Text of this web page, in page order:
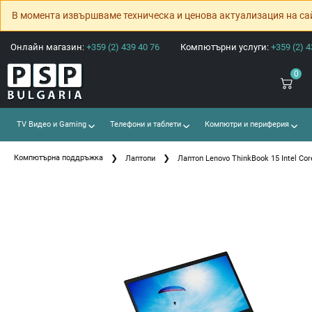
В момента извършваме техническа и ценова актуализация на
Онлайн магазин: +359 (2) 439 40 76 Компютърни услуги: +359 (2)
0
TV Видео и Gaming Телефони и таблети Компютри и периферия
Компютърна поддръжка Лаптопи Лаптоп Lenovo ThinkBook 15 Intel